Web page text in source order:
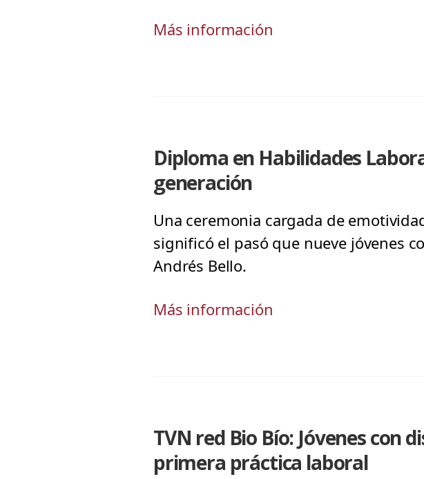
Más información
Diploma en Habilidades
generación
Una ceremonia cargada de
significó el pasó que nueve jóvenes
Andrés Bello.
Más información
TVN red Bio Bío: Jóvenes con
primera práctica laboral